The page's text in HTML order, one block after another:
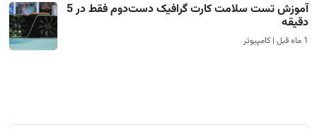
آموزش تست سلامت کارت گرافیک دست‌دوم فقط در 5
دقیقه
1 ماه قبل | کامپیوتر